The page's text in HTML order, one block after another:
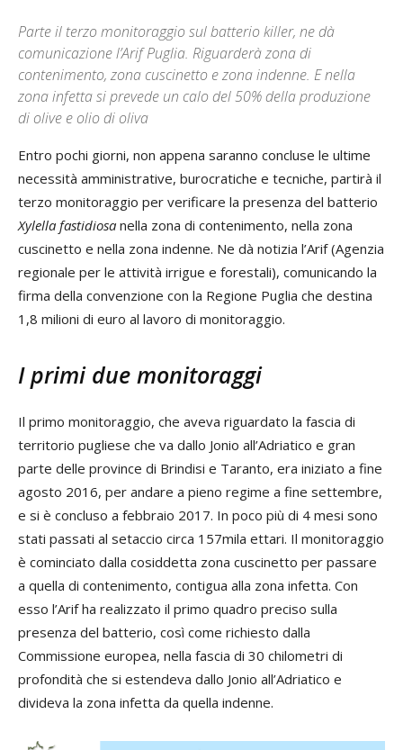
Parte il terzo monitoraggio sul batterio killer, ne dà
comunicazione l’Arif Puglia. Riguarderà zona di
contenimento, zona cuscinetto e zona indenne. E nella
zona infetta si prevede un calo del 50% della produzione
di olive e olio di oliva
Entro pochi giorni, non appena saranno concluse le ultime
necessità amministrative, burocratiche e tecniche, partirà il
terzo monitoraggio per verificare la presenza del batterio
Xylella fastidiosa nella zona di contenimento, nella zona
cuscinetto e nella zona indenne. Ne dà notizia l’Arif (Agenzia
regionale per le attività irrigue e forestali), comunicando la
firma della convenzione con la Regione Puglia che destina
1,8 milioni di euro al lavoro di monitoraggio.
I primi due monitoraggi
Il primo monitoraggio, che aveva riguardato la fascia di
territorio pugliese che va dallo Jonio all’Adriatico e gran
parte delle province di Brindisi e Taranto, era iniziato a fine
agosto 2016, per andare a pieno regime a fine settembre,
e si è concluso a febbraio 2017. In poco più di 4 mesi sono
stati passati al setaccio circa 157mila ettari. Il monitoraggio
è cominciato dalla cosiddetta zona cuscinetto per passare
a quella di contenimento, contigua alla zona infetta. Con
esso l’Arif ha realizzato il primo quadro preciso sulla
presenza del batterio, così come richiesto dalla
Commissione europea, nella fascia di 30 chilometri di
profondità che si estendeva dallo Jonio all’Adriatico e
divideva la zona infetta da quella indenne.